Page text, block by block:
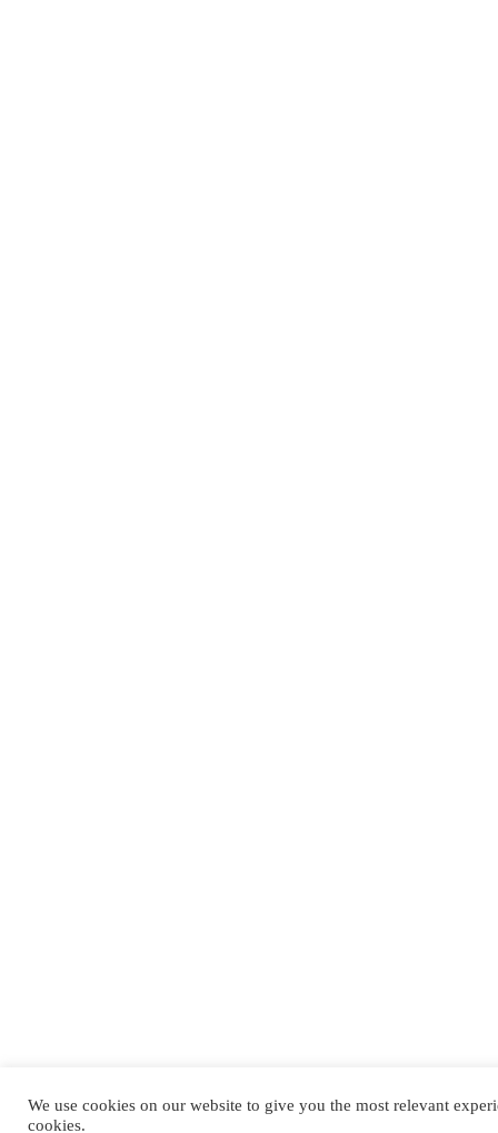
We use cookies on our website to give you the most relevant
cookies.